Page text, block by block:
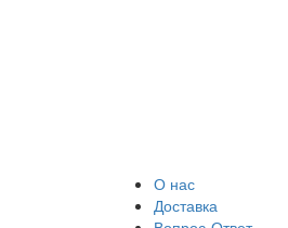
О нас
Доставка